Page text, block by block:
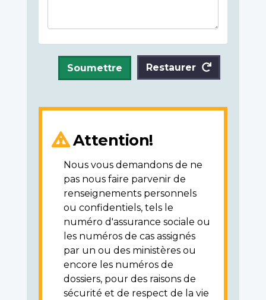
Soumettre Restaurer
Attention!
Nous vous demandons de ne
pas nous faire parvenir de
renseignements personnels
ou confidentiels, tels le
numéro d'assurance sociale ou
les numéros de cas assignés
par un ou des ministères ou
encore les numéros de
dossiers, pour des raisons de
sécurité et de respect de la vie